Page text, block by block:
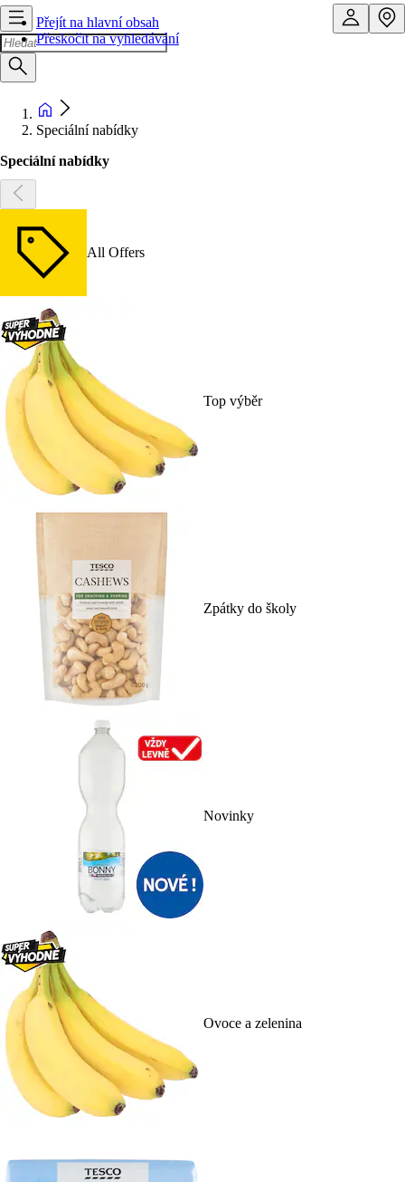
Přejít na hlavní obsah
Přeskočit na vyhledávání
Speciální nabídky
Speciální nabídky
All Offers
Top výběr
Zpátky do školy
Novinky
Ovoce a zelenina